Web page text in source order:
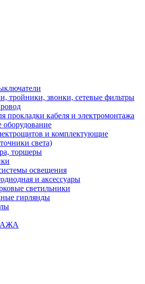
тройники, звонки, сетевые фильтры
прокладки кабеля и электромонтажа
и комплектующие
света)
торшеры
освещения
и аксессуары
светильники
гирлянды